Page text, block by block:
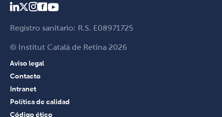
Registro sanitario: R.S. E08971725
© Institut Català de Retina 2026
Aviso legal
Contacto
Intranet
Política de calidad
Código ético